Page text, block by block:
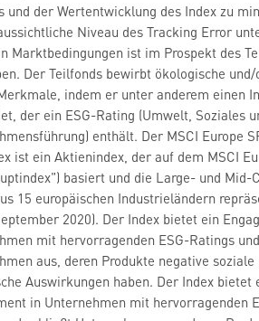
und der Wertentwicklung des Index zu
Niveau des Tracking Error
Marktbedingungen ist im Prospekt des
Der Teilfonds bewirbt ökologische
indem er unter anderem einen
der ein ESG-Rating (Umwelt, Soziales
enthält. Der MSCI Europe
ist ein Aktienindex, der auf dem MSCI
basiert und die Large- und Mid-
15 europäischen Industrieländern
2020). Der Index bietet ein
mit hervorragenden ESG-Ratings
aus, deren Produkte negative soziale
Auswirkungen haben. Der Index bietet
in Unternehmen mit hervorragenden